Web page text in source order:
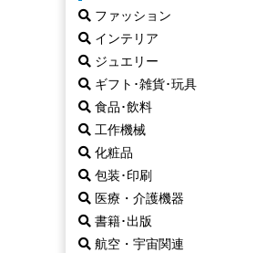
ファッション
インテリア
ジュエリー
ギフト･雑貨･玩具
食品･飲料
工作機械
化粧品
包装･印刷
医療・介護機器
書籍･出版
航空・宇宙関連